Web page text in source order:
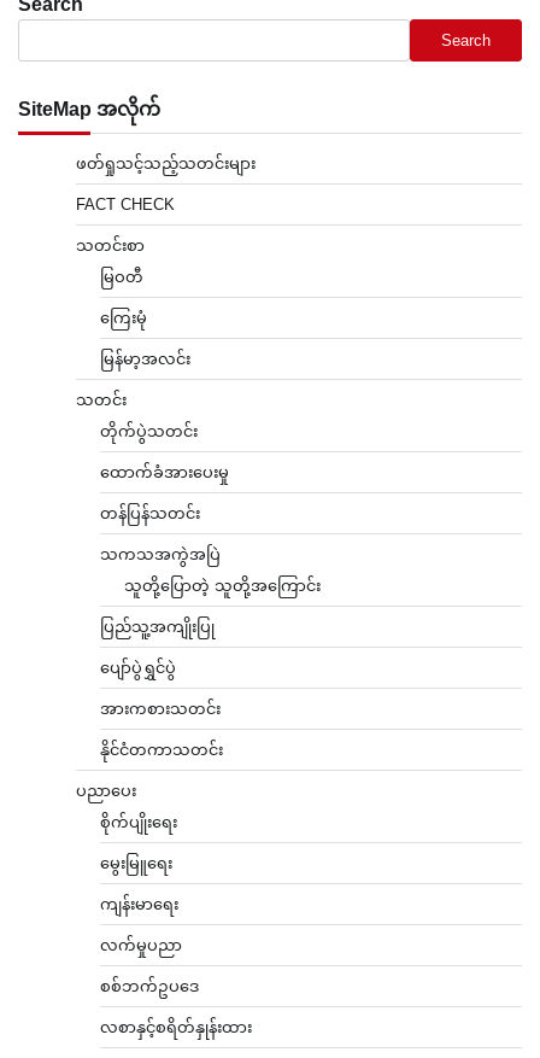
Search
Search
SiteMap အလိုက်
ဖတ်ရှုသင့်သည့်သတင်းများ
FACT CHECK
သတင်းစာ
မြဝတီ
ကြေးမုံ
မြန်မာ့အလင်း
သတင်း
တိုက်ပွဲသတင်း
ထောက်ခံအားပေးမှု
တန်ပြန်သတင်း
သကသအကွဲအပြဲ
သူတို့ပြောတဲ့ သူတို့အကြောင်း
ပြည်သူ့အကျိုးပြု
ပျော်ပွဲရွှင်ပွဲ
အားကစားသတင်း
နိုင်ငံတကာသတင်း
ပညာပေး
စိုက်ပျိုးရေး
မွေးမြူရေး
ကျန်းမာရေး
လက်မှုပညာ
စစ်ဘက်ဥပဒေ
လစာနှင့်စရိတ်နှုန်းထား